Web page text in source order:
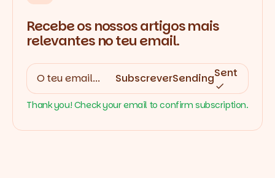
Recebe os nossos artigos mais
relevantes no teu email.
SubscreverSendingSent
Thank you! Check your email to confirm subscription.